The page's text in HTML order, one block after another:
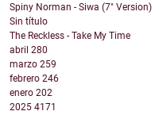
Spiny Norman - Siwa (7" Version)
Sin título
The Reckless - Take My Time
abril 280
marzo 259
febrero 246
enero 202
2025 4171